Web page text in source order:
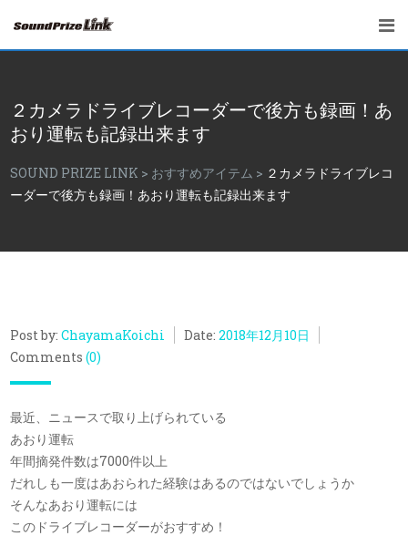
２カメラドライブレコーダーで後方も録画！あ
おり運転も記録出来ます
SOUND PRIZE LINK > おすすめアイテム > ２カメラドライブレコ
ーダーで後方も録画！あおり運転も記録出来ます
Post by: ChayamaKoichi Date: 2018年12月10日
Comments (0)
最近、ニュースで取り上げられている
あおり運転
年間摘発件数は7000件以上
だれしも一度はあおられた経験はあるのではないでしょうか
そんなあおり運転には
このドライブレコーダーがおすすめ！